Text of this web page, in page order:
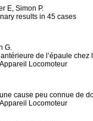
E, Simon P.
results in 45 cases
G.
de l’épaule chez
Locomoteur
cause peu connue de
Locomoteur